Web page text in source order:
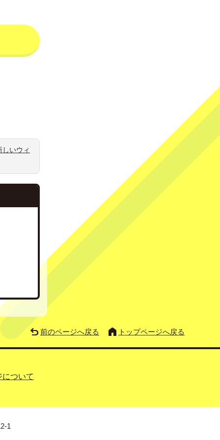
いウィ
前のページへ戻る トップページへ戻る
ついて
1